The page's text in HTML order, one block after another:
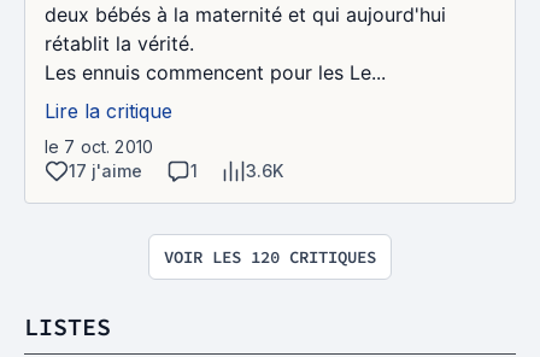
deux bébés à la maternité et qui aujourd'hui
rétablit la vérité.
Les ennuis commencent pour les Le...
Lire la critique
le 7 oct. 2010
17 j'aime
1 3.6K
VOIR LES 120 CRITIQUES
LISTES